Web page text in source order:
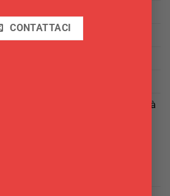
CONTATTACI
di tracciamento della pubblicità